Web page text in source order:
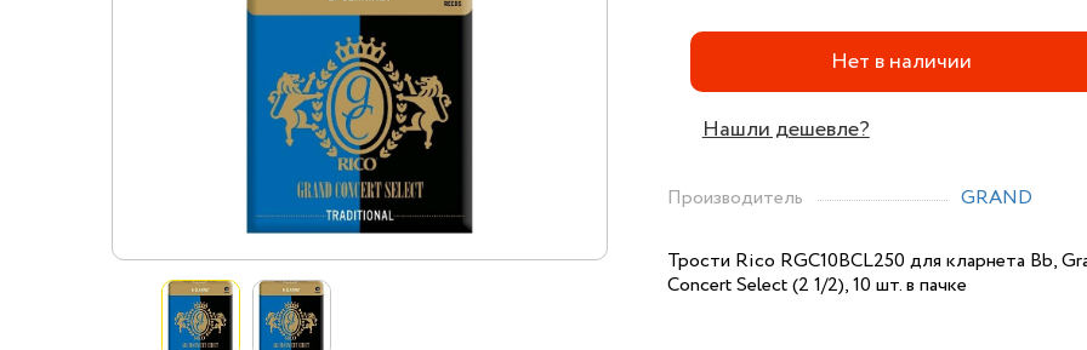
Нет в наличии
Нашли дешевле?
Производитель GRAND
Трости Rico RGC10BCL250 для кларнета Bb,
Concert Select (2 1/2), 10 шт. в пачке